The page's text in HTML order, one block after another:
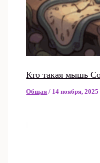
Кто такая мышь
Общая / 14 ноября, 2025